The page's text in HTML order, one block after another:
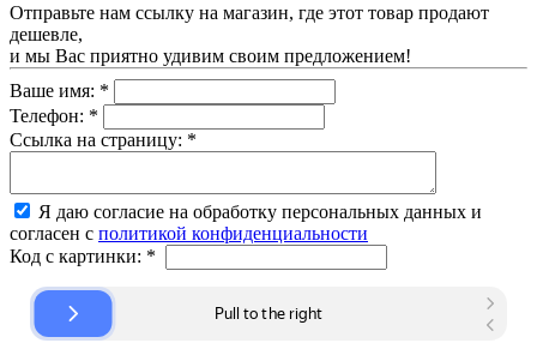
Отправьте нам ссылку на магазин, где этот товар продают
дешевле,
и мы Вас приятно удивим своим предложением!
Ваше имя: *
Телефон: *
Ссылка на страницу: *
Я даю согласие на обработку персональных данных и
согласен с политикой конфиденциальности
Код с картинки: *